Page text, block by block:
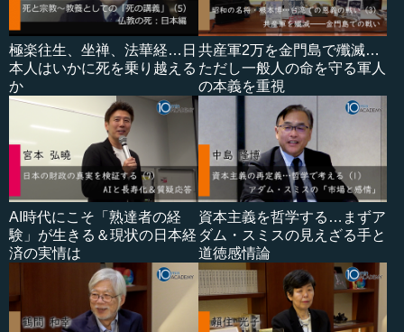
極楽往生、坐禅、法華経…日
本人はいかに死を乗り越える
か
共産軍2万を金門島で殲滅…
ただし一般人の命を守る軍人
の本義を重視
AI時代にこそ「熟達者の経
験」が生きる＆現状の日本経
済の実情は
資本主義を哲学する…まずア
ダム・スミスの見えざる手と
道徳感情論